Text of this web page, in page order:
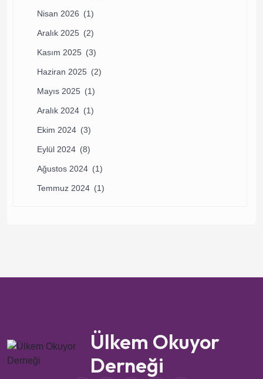
Nisan 2026 (1)
Aralık 2025 (2)
Kasım 2025 (3)
Haziran 2025 (2)
Mayıs 2025 (1)
Aralık 2024 (1)
Ekim 2024 (3)
Eylül 2024 (8)
Ağustos 2024 (1)
Temmuz 2024 (1)
Ülkem Okuyor
Derneği